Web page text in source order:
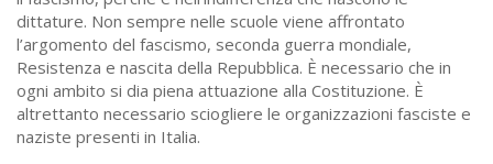
dittature. Non sempre nelle scuole viene affrontato
l’argomento del fascismo, seconda guerra mondiale,
Resistenza e nascita della Repubblica. È necessario che in
ogni ambito si dia piena attuazione alla Costituzione. È
altrettanto necessario sciogliere le organizzazioni fasciste e
naziste presenti in Italia.